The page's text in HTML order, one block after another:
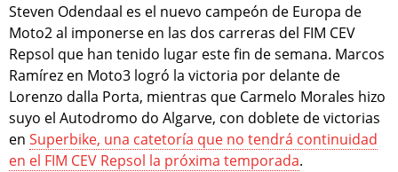
Steven Odendaal es el nuevo campeón de Europa de
Moto2 al imponerse en las dos carreras del FIM CEV
Repsol que han tenido lugar este fin de semana. Marcos
Ramírez en Moto3 logró la victoria por delante de
Lorenzo dalla Porta, mientras que Carmelo Morales hizo
suyo el Autodromo do Algarve, con doblete de victorias
en Superbike, una catetoría que no tendrá continuidad
en el FIM CEV Repsol la próxima temporada.